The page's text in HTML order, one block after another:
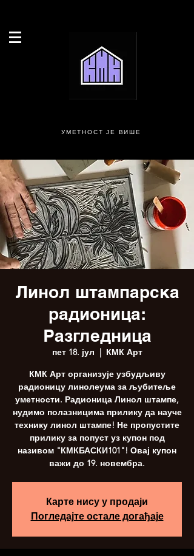
УМЕТНОСТ ЈЕ ВИШЕ
Линол штампарска
радионица:
Разгледница
пет 18. јул
  |
КМК Арт
КМК Арт организује узбудљиву
радионицу линолеума за љубитеље
уметности. Радионица Линол штампе,
нудимо полазницима прилику да науче
технику линол штампе! Не пропустите
прилику за попуст уз купон под
називом "КМКБАСКИ101"! Овај купон
важи до 19. новембра.
Карте нису у продаји
Погледајте остале догађаје